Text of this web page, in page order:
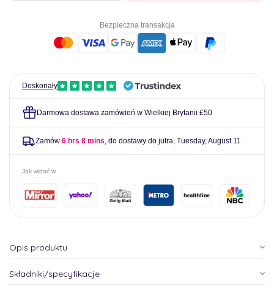
XL
Bezpieczna transakcja
Doskonały
Darmowa dostawa zamówień w Wielkiej Brytanii £50
Zamów 6 hrs 8 mins , do dostawy do jutra, Tuesday, August 11
Jak widać w
Opis produktu
Składniki/specyfikacje